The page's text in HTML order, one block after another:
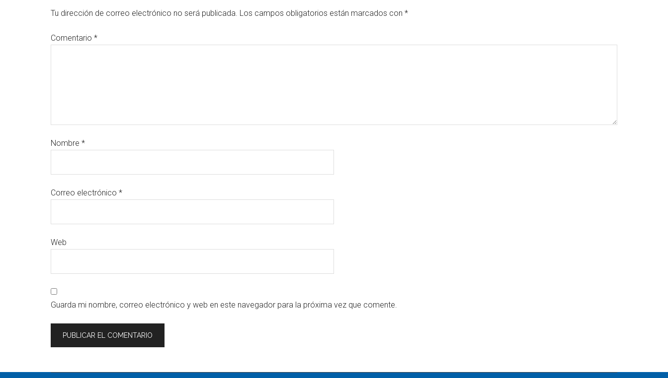
Tu dirección de correo electrónico no será publicada. Los campos obligatorios están marcados con *
Comentario *
Nombre *
Correo electrónico *
Web
Guarda mi nombre, correo electrónico y web en este navegador para la próxima vez que comente.